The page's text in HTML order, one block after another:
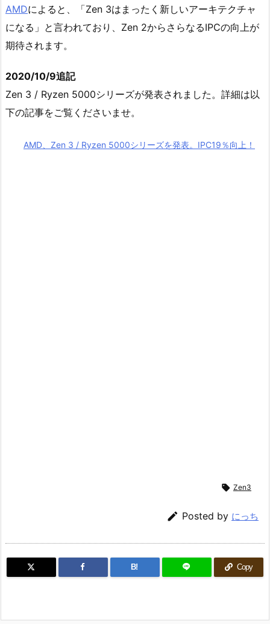
AMDによると、「Zen 3はまったく新しいアーキテクチャ
になる」と言われており、Zen 2からさらなるIPCの向上が
期待されます。
2020/10/9追記
Zen 3 / Ryzen 5000シリーズが発表されました。詳細は以
下の記事をご覧くださいませ。
AMD、Zen 3 / Ryzen 5000シリーズを発表。IPC19％向上！
 Zen3
 Posted by にっち
B! Copy